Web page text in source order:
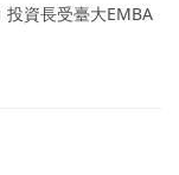
資長受臺大EMBA